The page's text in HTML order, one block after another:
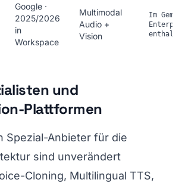
Google ·
2025/2026
in
Workspace
Multimodal
Audio +
Vision
Im
und
Plattformen
Spezial-Anbieter für die
sind unverändert
Cloning, Multilingual TTS,